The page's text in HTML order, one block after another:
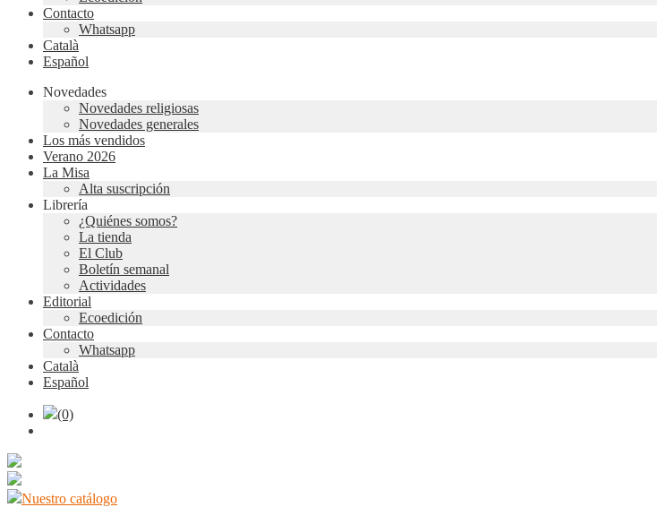
Contacto
Whatsapp
Català
Español
Novedades
Novedades religiosas
Novedades generales
Los más vendidos
Verano 2026
La Misa
Alta suscripción
Librería
¿Quiénes somos?
La tienda
El Club
Boletín semanal
Actividades
Editorial
Ecoedición
Contacto
Whatsapp
Català
Español
(0)
Nuestro catálogo